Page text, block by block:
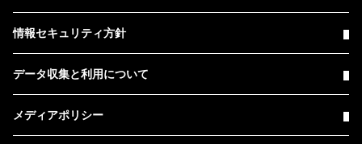
情報セキュリティ方針
データ収集と利用について
メディアポリシー